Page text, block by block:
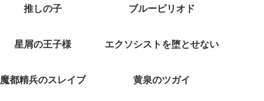
推しの子 ブルーピリオド
星屑の王子様 エクソシストを堕とせない
魔都精兵のスレイブ 黄泉のツガイ